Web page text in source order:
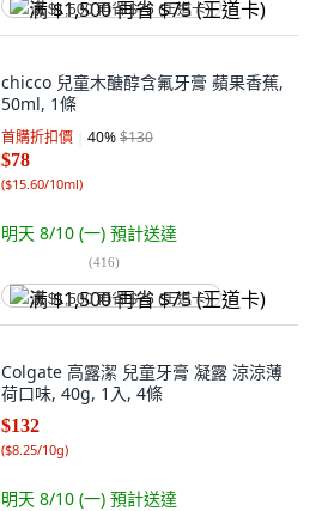
满 $1,500 再省 $75 (王道卡)
chicco 兒童木醣醇含氟牙膏 蘋果香蕉,
50ml, 1條
首購折扣價 40%$130
$78
($15.60/10ml)
明天 8/10 (一) 預計送達
(416)
满 $1,500 再省 $75 (王道卡)
Colgate 高露潔 兒童牙膏 凝露 涼涼薄
荷口味, 40g, 1入, 4條
$132
($8.25/10g)
明天 8/10 (一) 預計送達